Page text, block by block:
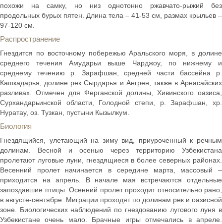
похожи на самку, но низ однотонно ржавчато-рыжий без
продольных бурых пятен. Длина тела – 41-53 см, размах крыльев –
97-120 см.
Распространение
Гнездится по восточному побережью Аральского моря, в долине
среднего течения Амударьи выше Чарджоу, по нижнему и
среднему течению р. Зарафшан, средней части бассейна р.
Кашкадарья, долине рек Сырдарья и Ангрен, также в Арнасайских
разливах. Отмечен для Ферганской долины, Хивинского оазиса,
Сурхандарьинской области, Голодной степи, р. Зарафшан, хр.
Нуратау, оз. Тузкан, пустыни Кызылкум.
Биология
Гнездящийся, улетающий на зиму вид, приуроченный к речным
долинам. Весной и осенью через территорию Узбекистана
пролетают луговые луни, гнездящиеся в более северных районах.
Весенний пролет начинается в середине марта, массовый –
приходится на апрель. В начале мая встречаются отдельные
запоздавшие птицы. Осенний пролет проходит относительно рано,
в августе-сентябре. Миграции проходят по долинам рек и оазисной
зоне. Биологических наблюдений по гнездованию лугового луня в
Узбекистане очень мало. Брачные игры отмечались в апреле.